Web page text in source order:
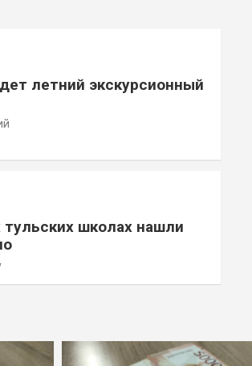
летний экскурсионный
тульских школах нашли